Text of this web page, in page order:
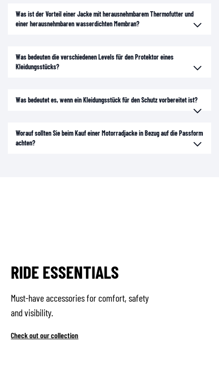
Was ist der Vorteil einer Jacke mit herausnehmbarem Thermofutter und
einer herausnehmbaren wasserdichten Membran?
Was bedeuten die verschiedenen Levels für den Protektor eines
Kleidungsstücks?
Was bedeutet es, wenn ein Kleidungsstück für den Schutz vorbereitet ist?
Worauf sollten Sie beim Kauf einer Motorradjacke in Bezug auf die Passform
achten?
RIDE ESSENTIALS
Must-have accessories for comfort, safety
and visibility.
Check out our collection